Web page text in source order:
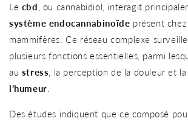
Le cbd , ou cannabidiol, interagit
système endocannabinoïde présent
mammifères. Ce réseau complexe
plusieurs fonctions essentielles, parmi
au stress , la perception de la douleur et la
l’humeur
Des études indiquent que ce composé